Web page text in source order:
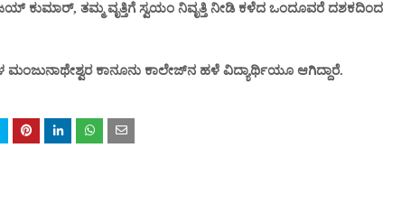
ತಮ್ಮ ವೃತ್ತಿಗೆ ಸ್ವಯಂ ನಿವೃತ್ತಿ ನೀಡಿ ಕಳೆದ ಒಂದೂವರೆ ದಶಕದಿಂದ
ಕಾನೂನು ಕಾಲೇಜ್‌ನ ಹಳೆ ವಿದ್ಯಾರ್ಥಿಯೂ ಆಗಿದ್ದಾರೆ.